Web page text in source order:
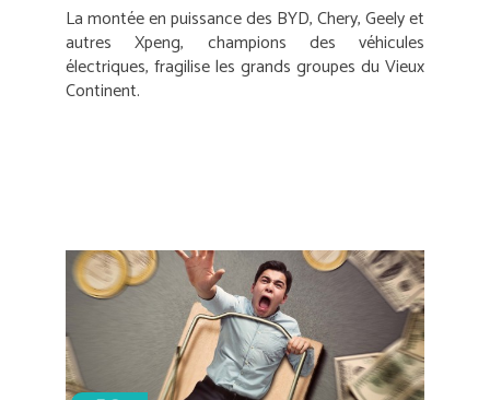
La montée en puissance des BYD, Chery, Geely et
autres Xpeng, champions des véhicules
électriques, fragilise les grands groupes du Vieux
Continent.